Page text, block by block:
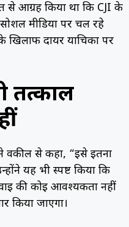
से आग्रह किया था कि CJI के
मीडिया पर चल रहे
खिलाफ दायर याचिका पर
तत्काल
वकील से कहा, “इसे इतना
यह भी स्पष्ट किया कि
की कोई आवश्यकता नहीं
किया जाएगा।